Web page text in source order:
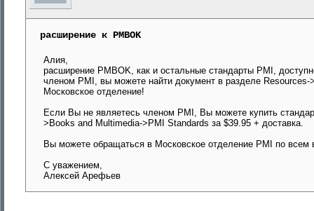
расширение к PMBOK
Алия,
расширение PMBOK, как и остальные стандарты PMI,
членом PMI, вы можете найти документ в разделе
Московское отделение!
Если Вы не являетесь членом PMI, Вы можете купить
>Books and Multimedia->PMI Standards за $39.95 + доставка.
Вы можете обращаться в Московское отделение PMI по
С уважением,
Алексей Арефьев